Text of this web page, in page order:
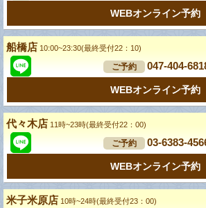
WEBオンライン予約
船橋店 10:00~23:30(最終受付22：10)
ご予約 047-404-
WEBオンライン予約
代々木店 11時~23時(最終受付22：00)
ご予約 03-6383-
WEBオンライン予約
米子米原店 10時~24時(最終受付23：00)